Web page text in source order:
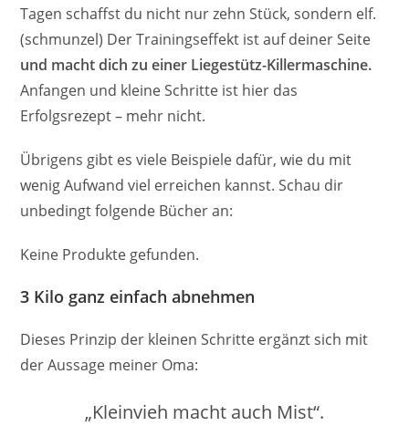
Tagen schaffst du nicht nur zehn Stück, sondern elf.
(schmunzel) Der Trainingseffekt ist auf deiner Seite
und macht dich zu einer Liegestütz-Killermaschine.
Anfangen und kleine Schritte ist hier das
Erfolgsrezept – mehr nicht.
Übrigens gibt es viele Beispiele dafür, wie du mit
wenig Aufwand viel erreichen kannst. Schau dir
unbedingt folgende Bücher an:
Keine Produkte gefunden.
3 Kilo ganz einfach abnehmen
Dieses Prinzip der kleinen Schritte ergänzt sich mit
der Aussage meiner Oma:
„Kleinvieh macht auch Mist“.